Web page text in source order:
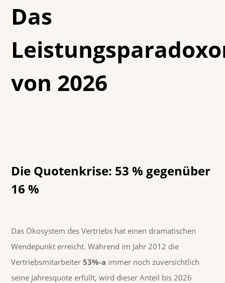
Das
von 2026
Die Quotenkrise: 53 % gegenüber
16 %
Das Ökosystem des Vertriebs hat einen dramatischen
Wendepunkt erreicht. Während im Jahr 2012 die
Vertriebsmitarbeiter53%-a immer noch zuversichtlich
seine Jahresquote erfüllt, wird dieser Anteil bis 2026